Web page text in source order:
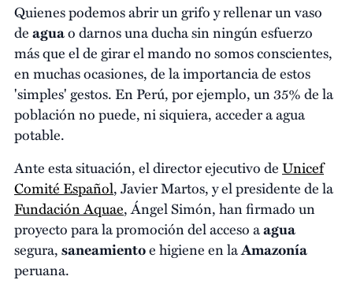
Quienes podemos abrir un grifo y rellenar un vaso
deaguao darnos una ducha sin ningún esfuerzo
más que el de girar el mando no somos conscientes,
en muchas ocasiones, de la importancia de estos
'simples' gestos. En Perú, por ejemplo, un 35% de la
población no puede, ni siquiera, acceder a agua
potable.
Ante esta situación, el director ejecutivo deUnicef
Comité Español, Javier Martos, y el presidente de la
Fundación Aquae, Ángel Simón, han firmado un
proyecto para la promoción del acceso aagua
segura,saneamientoe higiene en laAmazonía
peruana.